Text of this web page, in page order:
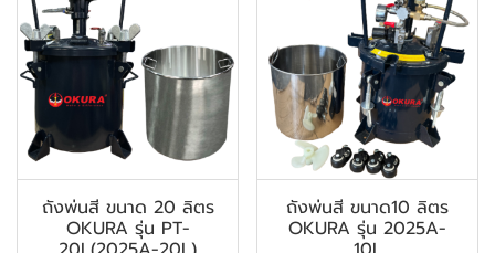
ถังพ่นสี ขนาด 20 ลิตร
OKURA รุ่น PT-
ถังพ่นสี ขนาด10 ลิตร
OKURA รุ่น 2025A-